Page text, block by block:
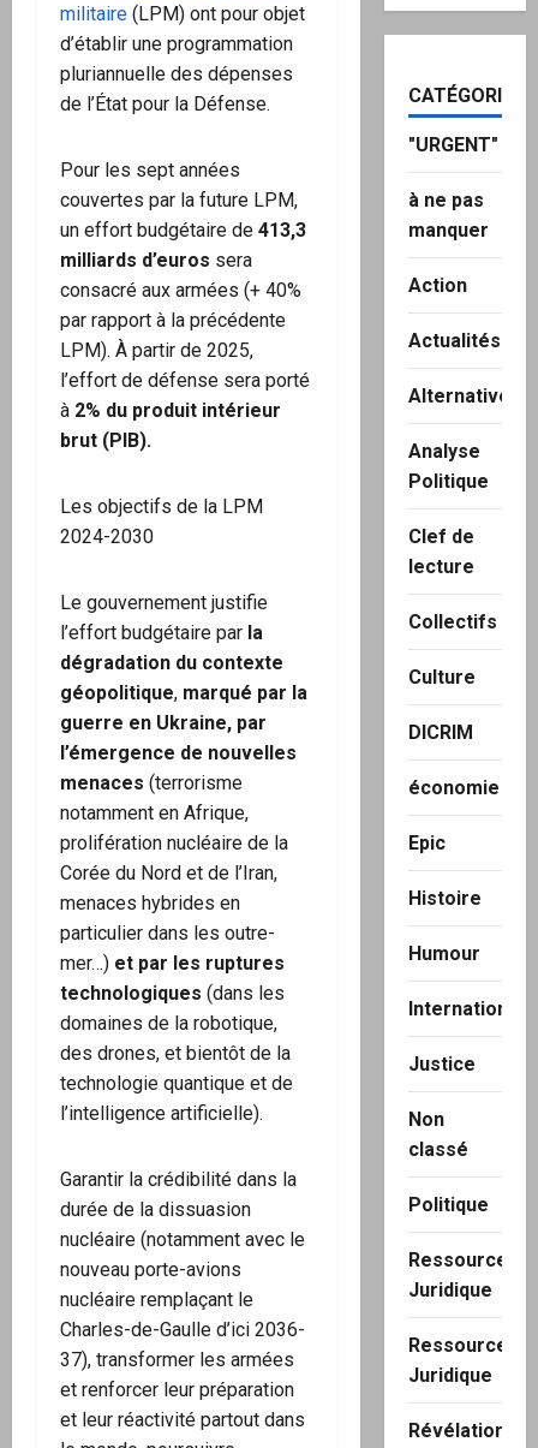
militaire (LPM) ont pour objet
d’établir une programmation
pluriannuelle des dépenses
de l’État pour la Défense.
Pour les sept années
couvertes par la future LPM,
un effort budgétaire de 413,3
milliards d’euros sera
consacré aux armées (+ 40%
par rapport à la précédente
LPM). À partir de 2025,
l’effort de défense sera porté
à 2% du produit intérieur
brut (PIB).
Les objectifs de la LPM
2024-2030
Le gouvernement justifie
l’effort budgétaire par la
dégradation du contexte
géopolitique, marqué par la
guerre en Ukraine, par
l’émergence de nouvelles
menaces (terrorisme
notamment en Afrique,
prolifération nucléaire de la
Corée du Nord et de l’Iran,
menaces hybrides en
particulier dans les outre-
mer…) et par les ruptures
technologiques (dans les
domaines de la robotique,
des drones, et bientôt de la
technologie quantique et de
l’intelligence artificielle).
Garantir la crédibilité dans la
durée de la dissuasion
nucléaire (notamment avec le
nouveau porte-avions
nucléaire remplaçant le
Charles-de-Gaulle d’ici 2036-
37), transformer les armées
et renforcer leur préparation
et leur réactivité partout dans
CATÉGORIES
"URGENT"
à ne pas
manquer
Action
Actualités
Alternatives
Analyse
Politique
Clef de
lecture
Collectifs
Culture
DICRIM
économie
Epic
Histoire
Humour
International
Justice
Non
classé
Politique
Ressource
Juridique
Ressource
Juridique
Révélation